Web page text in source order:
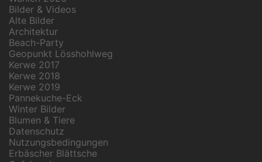
Bilder & Videos
Alte Bilder
Architektur
Beach-Party
Geopunkt Lösshohlweg
Kerwe 2017
Kerwe 2018
Kerwe 2019
Pannekuche-Eck
Winter Bilder
Blumen & Tiere
Datenschutz
Nutzungsbedingungen
Erbäscher Blättsche